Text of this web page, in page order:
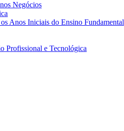
Negócios
Anos Iniciais do Ensino Fundamental
Profissional e Tecnológica